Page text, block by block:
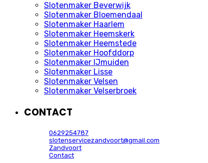
Slotenmaker Beverwijk
Slotenmaker Bloemendaal
Slotenmaker Haarlem
Slotenmaker Heemskerk
Slotenmaker Heemstede
Slotenmaker Hoofddorp
Slotenmaker IJmuiden
Slotenmaker Lisse
Slotenmaker Velsen
Slotenmaker Velserbroek
CONTACT
0629254787
slotenservicezandvoort@gmail.com
Zandvoort
Contact